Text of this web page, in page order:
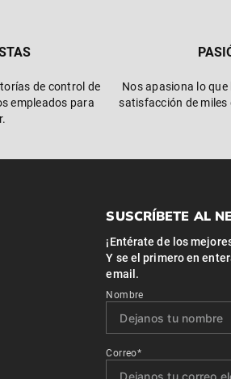
de control de
empleados para
Nos apasiona lo que
satisfacción de miles
SUSCRÍBETE AL
¡Entérate de los
Y se el primero en
email.
Nombre
Correo*